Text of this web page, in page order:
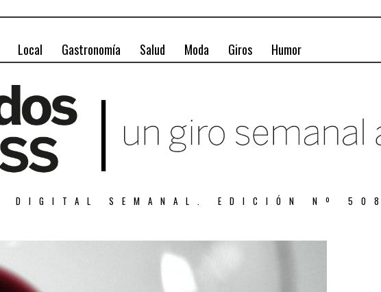
Local Gastronomía Salud Moda Giros Humor
DIGITAL SEMANAL. EDICIÓN Nº 508